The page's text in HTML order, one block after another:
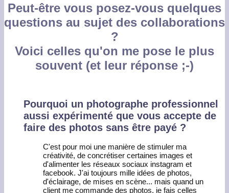
Peut-être vous posez-vous quelques
questions au sujet des collaborations
?
Voici celles qu'on me pose le plus
souvent (et leur réponse ;-)
Pourquoi un photographe professionnel
aussi expérimenté que vous accepte de
faire des photos sans être payé ?
C'est pour moi une manière de stimuler ma
créativité, de concrétiser certaines images et
d'alimenter les réseaux sociaux instagram et
facebook. J'ai toujours mille idées de photos,
d'éclairage, de mises en scène... mais quand un
client me commande des photos, je fais celles